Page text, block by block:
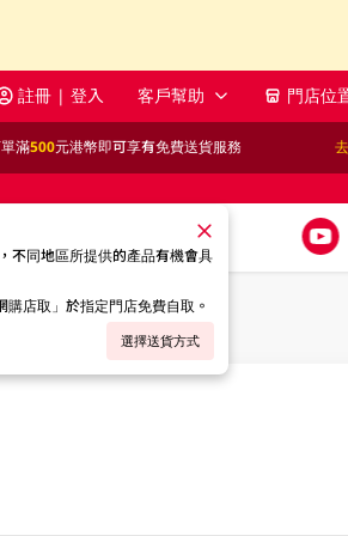
註冊 | 登入 客戶幫助 門店位
滿500元港幣即可享有免費送貨服務
不同地區所提供的產品有機會具
店取」於指定門店免費自取。
選擇送貨方式